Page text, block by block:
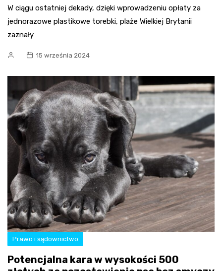
W ciągu ostatniej dekady, dzięki wprowadzeniu opłaty za
jednorazowe plastikowe torebki, plaże Wielkiej Brytanii
zaznały
15 września 2024
Prawo i sądownictwo
Potencjalna kara w wysokości 500